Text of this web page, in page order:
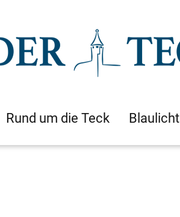
Rund um die Teck Blaulicht